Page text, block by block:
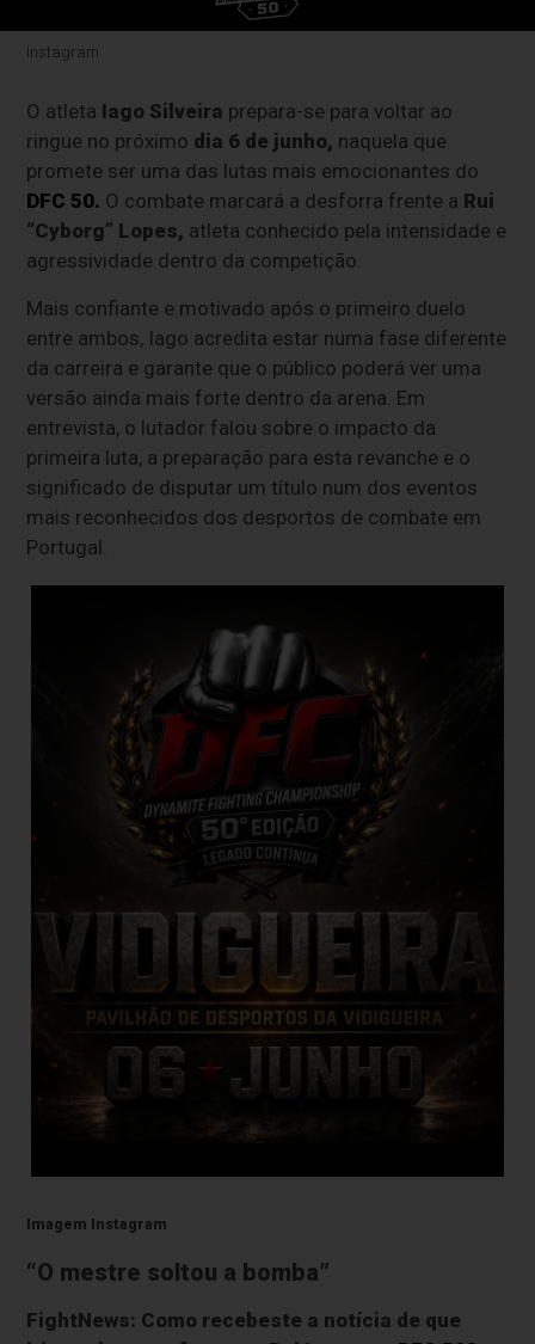
Instagram
O atleta Iago Silveira prepara-se para voltar ao
ringue no próximo dia 6 de junho, naquela que
promete ser uma das lutas mais emocionantes do
DFC 50. O combate marcará a desforra frente a Rui
“Cyborg” Lopes, atleta conhecido pela intensidade e
agressividade dentro da competição.
Mais confiante e motivado após o primeiro duelo
entre ambos, Iago acredita estar numa fase diferente
da carreira e garante que o público poderá ver uma
versão ainda mais forte dentro da arena. Em
entrevista, o lutador falou sobre o impacto da
primeira luta, a preparação para esta revanche e o
significado de disputar um título num dos eventos
mais reconhecidos dos desportos de combate em
Portugal.
Imagem Instagram
“O mestre soltou a bomba”
FightNews: Como recebeste a notícia de que